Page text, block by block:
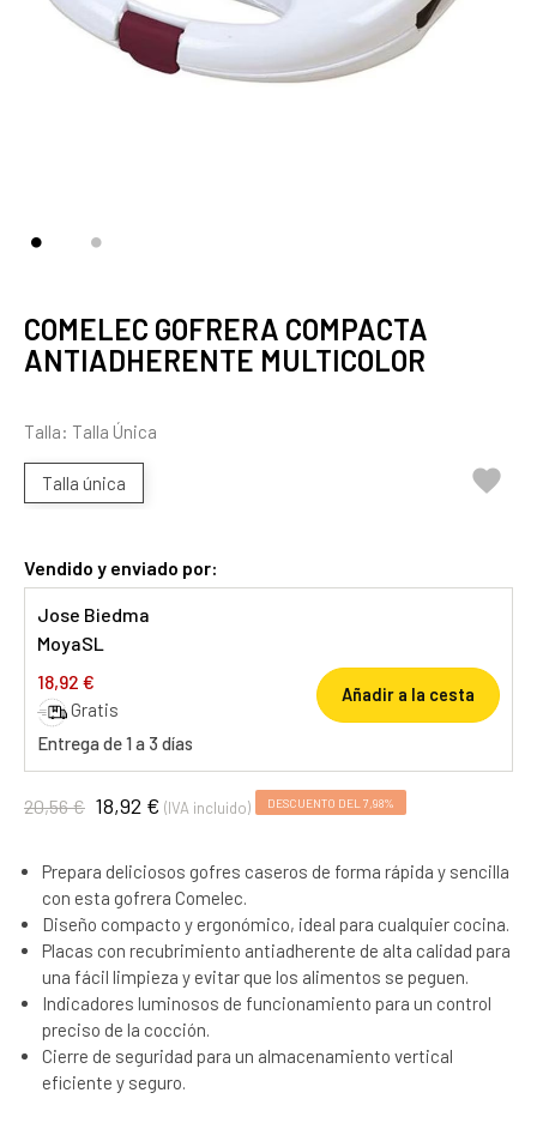
COMELEC GOFRERA COMPACTA
ANTIADHERENTE MULTICOLOR
Talla: Talla Única
Talla única 
Vendido y enviado por:
Jose Biedma
MoyaSL
18,92 €
Gratis
Entrega de 1 a 3 días
Añadir a la cesta
20,56 € 18,92 € (IVA incluido) DESCUENTO DEL 7,98%
Prepara deliciosos gofres caseros de forma rápida y sencilla
con esta gofrera Comelec.
Diseño compacto y ergonómico, ideal para cualquier cocina.
Placas con recubrimiento antiadherente de alta calidad para
una fácil limpieza y evitar que los alimentos se peguen.
Indicadores luminosos de funcionamiento para un control
preciso de la cocción.
Cierre de seguridad para un almacenamiento vertical
eficiente y seguro.